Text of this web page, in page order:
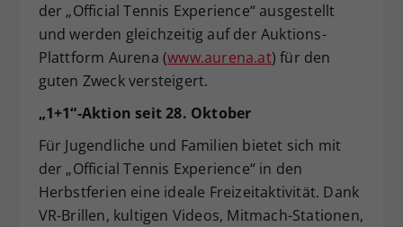
der „Official Tennis Experience“ ausgestellt
und werden gleichzeitig auf der Auktions-
Plattform Aurena (www.aurena.at) für den
guten Zweck versteigert.
„1+1“-Aktion seit 28. Oktober
Für Jugendliche und Familien bietet sich mit
der „Official Tennis Experience“ in den
Herbstferien eine ideale Freizeitaktivität. Dank
VR-Brillen, kultigen Videos, Mitmach-Stationen,